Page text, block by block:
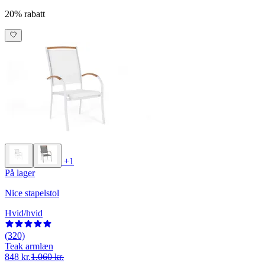
20% rabatt
+1
På lager
Nice stapelstol
Hvid/hvid
(320)
Teak armlæn
848 kr.1.060 kr.